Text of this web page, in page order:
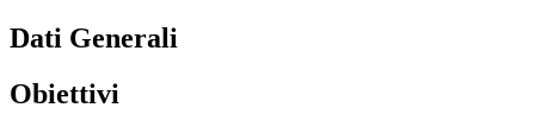
Dati Generali
Obiettivi